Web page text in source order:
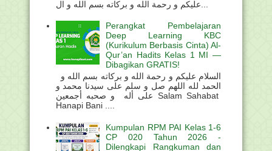
Perangkat Pembelajaran
Deep Learning KBC
(Kurikulum Berbasis Cinta) Al-
Qur’an Hadits Kelas 1 MI —
Dibagikan GRATIS!
الحمد لله اللهم صل و سلم على سيدنا محمد و
على أله و صحبه أجمعين Salam Sahabat
Hanapi Bani ....
Kumpulan RPM PAI Kelas 1-6
CP 020 Tahun 2026 -
Dilengkapi Rangkuman dan